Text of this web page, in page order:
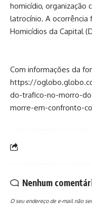
homicídio, organização
latrocínio. A ocorrência
Homicídios da Capital
Com informações da
https://
do-trafico-no-morro-
morre-em-confronto-
Nenhum
O seu endereço de e-mail não